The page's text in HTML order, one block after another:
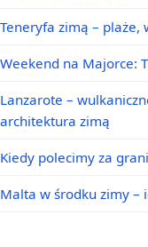
Teneryfa zimą –
Weekend na Majorce:
Lanzarote –
architektura zimą
Kiedy polecimy za
Malta w środku zimy –